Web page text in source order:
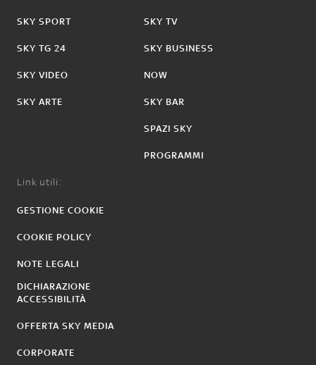
SKY SPORT
SKY TG 24
SKY VIDEO
SKY ARTE
SKY TV
SKY BUSINESS
NOW
SKY BAR
SPAZI SKY
PROGRAMMI
Link utili:
GESTIONE COOKIE
COOKIE POLICY
NOTE LEGALI
DICHIARAZIONE
ACCESSIBILITÀ
OFFERTA SKY MEDIA
CORPORATE